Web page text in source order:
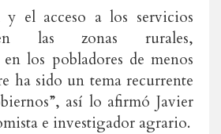
y el acceso a los servicios
las zonas rurales,
los pobladores de menos
ha sido un tema recurrente
así lo afirmó Javier
e investigador agrario.